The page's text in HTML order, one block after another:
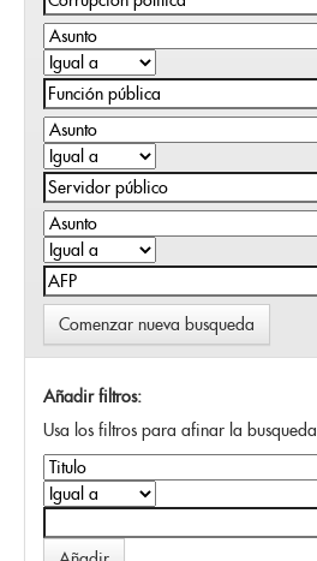
Comenzar nueva busqueda
Añadir filtros:
Usa los filtros para afinar la busqueda.